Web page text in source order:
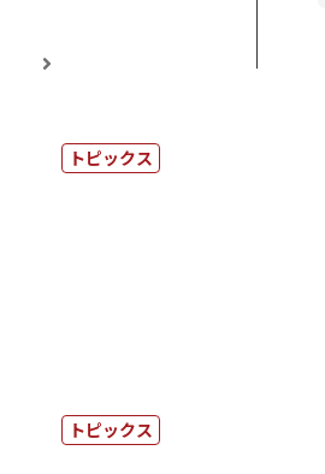
トピックス
トピックス